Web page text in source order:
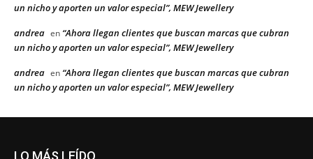
un nicho y aporten un valor especial”, MEW Jewellery
andrea en “Ahora llegan clientes que buscan marcas que cubran
un nicho y aporten un valor especial”, MEW Jewellery
andrea en “Ahora llegan clientes que buscan marcas que cubran
un nicho y aporten un valor especial”, MEW Jewellery
LO MÁS LEÍDO